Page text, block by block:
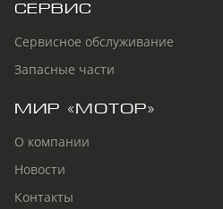
СЕРВИС
Сервисное обслуживание
Запасные части
МИР «МОТОР»
О компании
Новости
Контакты